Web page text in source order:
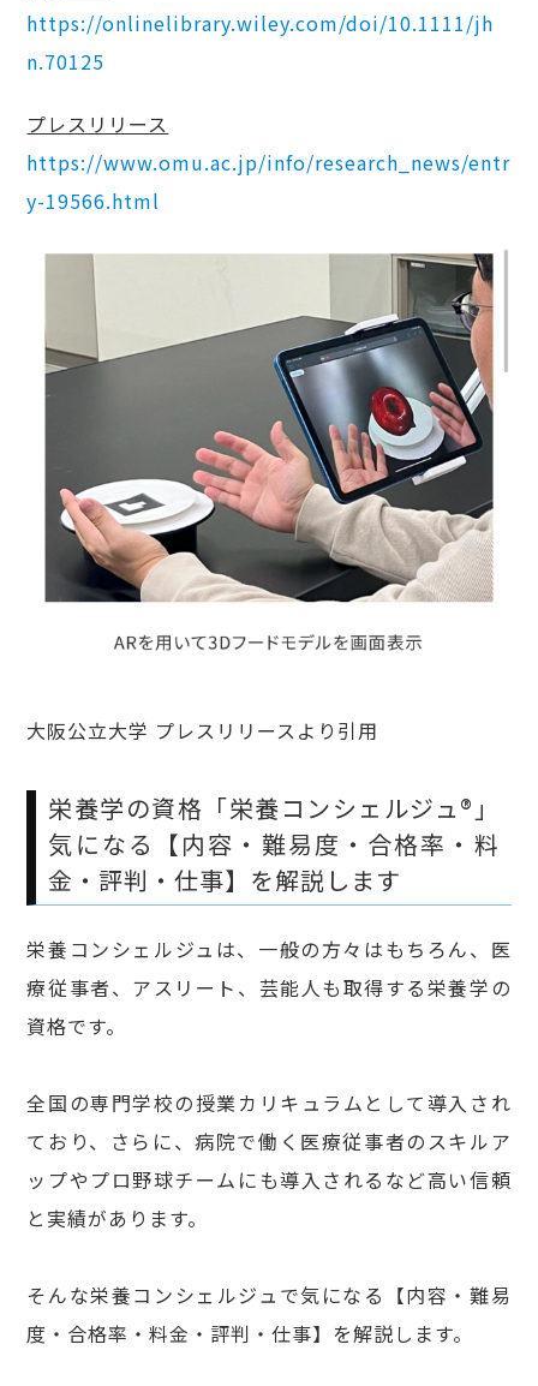
https://onlinelibrary.wiley.com/doi/10.1111/jh
n.70125
プレスリリース
https://www.omu.ac.jp/info/research_news/entr
y-19566.html
大阪公立大学 プレスリリースより引用
栄養学の資格「栄養コンシェルジュ®」
気になる【内容・難易度・合格率・料
金・評判・仕事】を解説します
栄養コンシェルジュは、一般の方々はもちろん、医
療従事者、アスリート、芸能人も取得する栄養学の
資格です。
全国の専門学校の授業カリキュラムとして導入され
ており、さらに、病院で働く医療従事者のスキルア
ップやプロ野球チームにも導入されるなど高い信頼
と実績があります。
そんな栄養コンシェルジュで気になる【内容・難易
度・合格率・料金・評判・仕事】を解説します。